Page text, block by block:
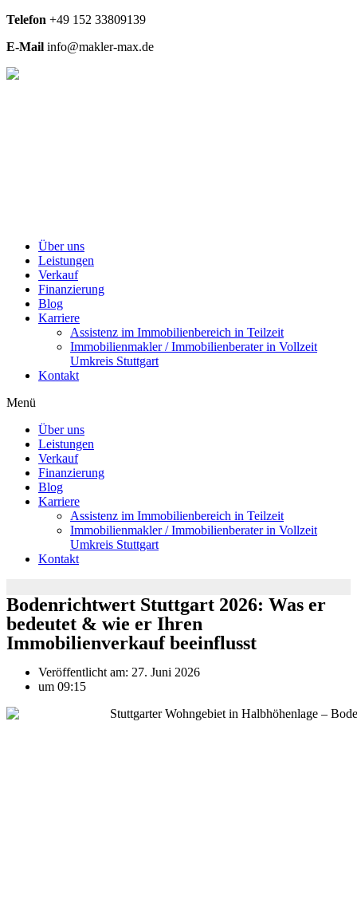
Telefon +49 152 33809139
E-Mail info@makler-max.de
Über uns
Leistungen
Verkauf
Finanzierung
Blog
Karriere
Assistenz im Immobilienbereich in Teilzeit
Immobilienmakler / Immobilienberater in Vollzeit
Umkreis Stuttgart
Kontakt
Menü
Über uns
Leistungen
Verkauf
Finanzierung
Blog
Karriere
Assistenz im Immobilienbereich in Teilzeit
Immobilienmakler / Immobilienberater in Vollzeit
Umkreis Stuttgart
Kontakt
Bodenrichtwert Stuttgart 2026: Was er
bedeutet & wie er Ihren
Immobilienverkauf beeinflusst
Veröffentlicht am: 27. Juni 2026
um 09:15